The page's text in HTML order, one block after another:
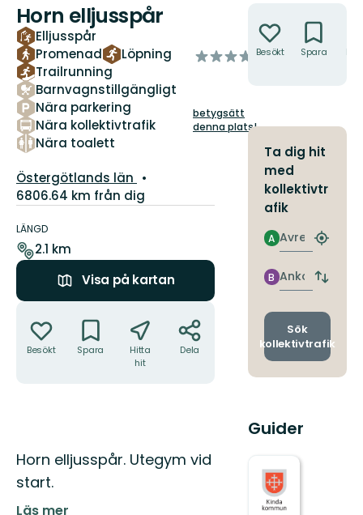
Horn elljusspår
Elljusspår
Promenad
Löpning
Trailrunning
Barnvagnstillgängligt
Nära parkering
Nära kollektivtrafik
Nära toalett
av
betygsätt
denna plats!
Län:
Östergötlands län
6806.64 km från dig
om
leden
LÄNGD
2.1 km
Visa på kartan
Besökt Spara
Hitta
hit
Dela
Beskrivning
Horn elljusspår. Utegym vid
start.
Läs mer
Besökt Spara
Ta dig hit
med
kollektivtr
afik
Avresa
A
Hitta
Ankomst
B
Byt
och
Sök
kollektivtrafik
Guider